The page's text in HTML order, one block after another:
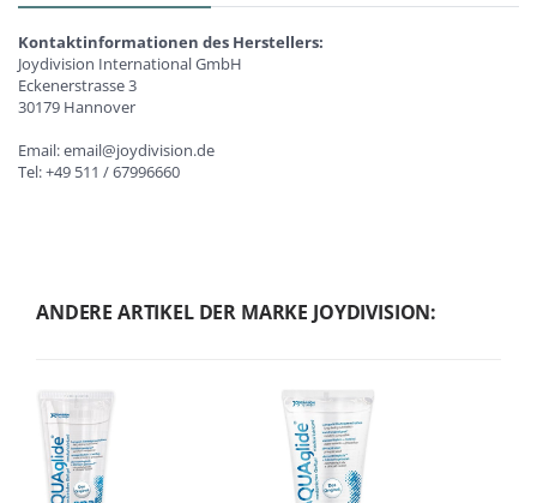
Kontaktinformationen des Herstellers:
Joydivision International GmbH
Eckenerstrasse 3
30179 Hannover
Email: email@joydivision.de
Tel: +49 511 / 67996660
ANDERE ARTIKEL DER MARKE JOYDIVISION: